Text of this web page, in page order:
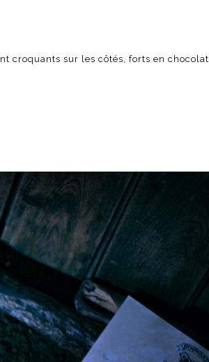
croquants sur les côtés, forts en chocolat